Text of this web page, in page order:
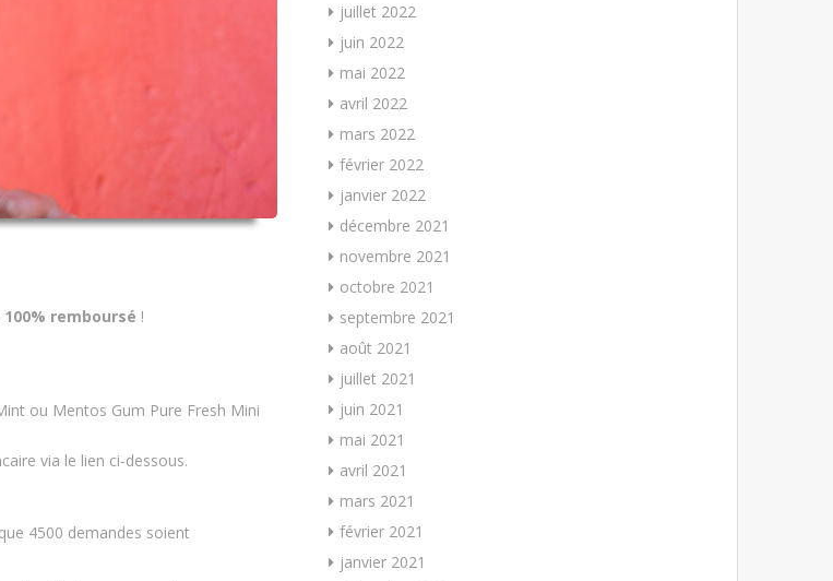
100% remboursé !
ou Mentos Gum Pure Fresh Mini
via le lien ci-dessous.
4500 demandes soient
juillet 2022
juin 2022
mai 2022
avril 2022
mars 2022
février 2022
janvier 2022
décembre 2021
novembre 2021
octobre 2021
septembre 2021
août 2021
juillet 2021
juin 2021
mai 2021
avril 2021
mars 2021
février 2021
janvier 2021